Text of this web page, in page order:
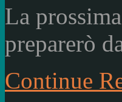
La
preparerò
Continue